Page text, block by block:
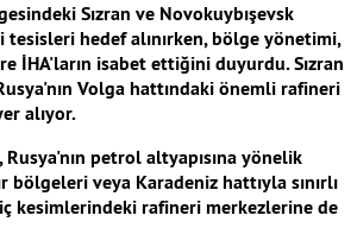
Sızran ve Novokuybışevsk
hedef alınırken, bölge yönetimi,
İHA'ların isabet ettiğini duyurdu. Sızran
Volga hattındaki önemli rafineri
alıyor.
Rusya'nın petrol altyapısına yönelik
bölgeleri veya Karadeniz hattıyla sınırlı
iç kesimlerindeki rafineri merkezlerine de